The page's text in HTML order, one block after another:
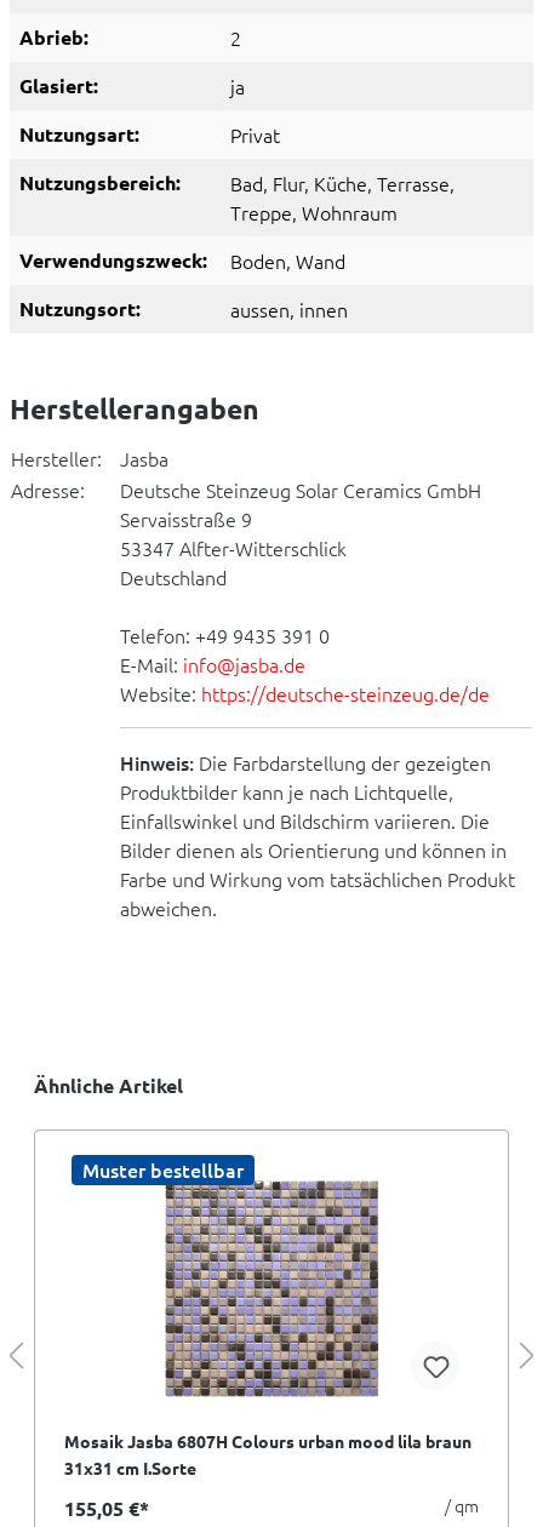
Abrieb:
2
Glasiert: ja
Nutzungsart: Privat
Nutzungsbereich: Bad, Flur, Küche, Terrasse,
Treppe, Wohnraum
Verwendungszweck: Boden, Wand
Nutzungsort: aussen, innen
Herstellerangaben
Hersteller:
Jasba
Adresse:
Deutsche Steinzeug Solar Ceramics GmbH
Servaisstraße 9
53347 Alfter-Witterschlick
Deutschland
Telefon: +49 9435 391 0
E-Mail: info@jasba.de
Website: https://deutsche-steinzeug.de/de
Hinweis: Die Farbdarstellung der gezeigten
Produktbilder kann je nach Lichtquelle,
Einfallswinkel und Bildschirm variieren. Die
Bilder dienen als Orientierung und können in
Farbe und Wirkung vom tatsächlichen Produkt
abweichen.
Ähnliche Artikel
Muster bestellbar
Mosaik Jasba 6807H Colours urban mood lila braun
31x31 cm I.Sorte
155,05 €* / qm